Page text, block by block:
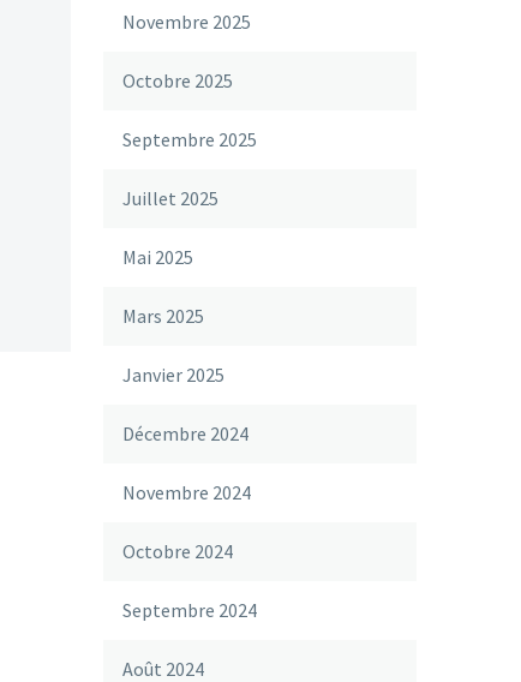
Novembre 2025
Octobre 2025
Septembre 2025
Juillet 2025
Mai 2025
Mars 2025
Janvier 2025
Décembre 2024
Novembre 2024
Octobre 2024
Septembre 2024
Août 2024